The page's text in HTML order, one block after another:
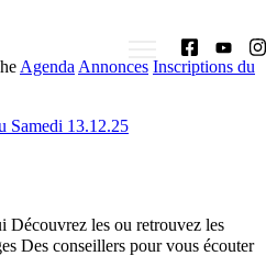
Agenda Annonces Inscriptions du
Samedi 13.12.25
Découvrez les ou retrouvez les
Des conseillers pour vous écouter